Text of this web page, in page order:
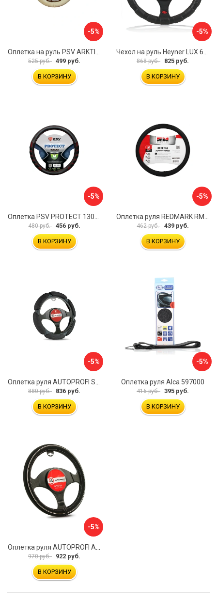
-5%
525 руб. 499 руб.
В КОРЗИНУ
-5%
868 руб. 825 руб.
В КОРЗИНУ
-5%
Оплетка PSV PROTECT 130503
480 руб. 456 руб.
В КОРЗИНУ
-5%
Оплетка руля REDMARK RM78002
462 руб. 439 руб.
В КОРЗИНУ
-5%
880 руб. 836 руб.
В КОРЗИНУ
-5%
Оплетка руля Alca 597000
416 руб. 395 руб.
В КОРЗИНУ
-5%
970 руб. 922 руб.
В КОРЗИНУ